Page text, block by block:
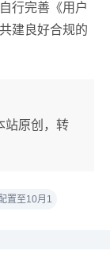
行完善《用户
建良好合规的
站原创，转
置至10月1